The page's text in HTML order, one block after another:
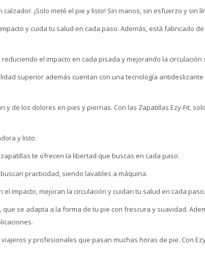
¡Solo meté el pie y listo! Sin manos, sin esfuerzo y sin
y cuida tu salud en cada paso. Además, está fabricado
el impacto en cada pisada y mejorando la circulación
superior además cuentan con una tecnología
de los dolores en pies y piernas. Con las Zapatillas Ezy-Fit,
y listo.
te ofrecen la libertad que buscas en cada paso.
practicidad, siendo lavables a máquina.
impacto, mejoran la circulación y cuidan tu salud en cada paso.
se adapta a la forma de tu pie con frescura y suavidad.
y profesionales que pasan muchas horas de pie. Con